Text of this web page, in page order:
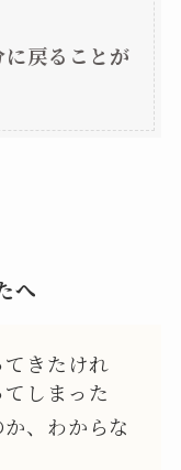
戻ることが
へ
きたけれ
しまった
か、わからな